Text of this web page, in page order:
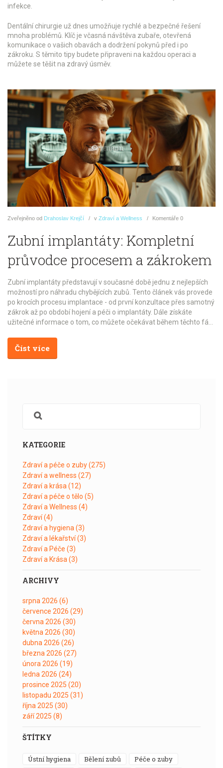
infekce.
Dentální chirurgie už dnes umožňuje rychlé a bezpečné řešení
mnoha problémů. Klíč je včasná návštěva zubaře, otevřená
komunikace o vašich obavách a dodržení pokynů před i po
zákroku. S těmito tipy budete připraveni na každou operaci a
můžete se těšit na zdravý úsměv.
Zveřejněno od Drahoslav Krejčí v Zdraví a Wellness Komentáře 0
Zubní implantáty: Kompletní
průvodce procesem a zákrokem
Zubní implantáty představují v současné době jednu z nejlepších
možností pro náhradu chybějících zubů. Tento článek vás provede
po krocích procesu implantace - od první konzultace přes samotný
zákrok až po období hojení a péči o implantáty. Dále získáte
užitečné informace o tom, co můžete očekávat během těchto fází,
Číst více
KATEGORIE
Zdraví a péče o zuby(275)
Zdraví a wellness (27)
Zdraví a krása (12)
Zdraví a péče o tělo (5)
Zdraví a Wellness (4)
Zdraví(4)
Zdraví a hygiena (3)
Zdraví a lékařství(3)
Zdraví a Péče (3)
Zdraví a Krása (3)
ARCHIVY
srpna 2026 (6)
července 2026 (29)
června 2026 (30)
května 2026 (30)
dubna 2026 (26)
března 2026 (27)
února 2026 (19)
ledna 2026 (24)
prosince 2025 (20)
listopadu 2025 (31)
října 2025 (30)
září 2025 (8)
ŠTÍTKY
ústní hygiena bělení zubů
péče o zuby